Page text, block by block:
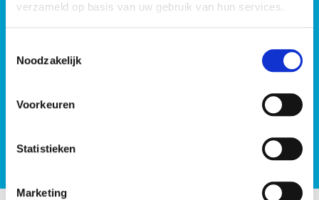
verzameld op basis van uw gebruik van hun services.
Noodzakelijk
Voorkeuren
Statistieken
Marketing